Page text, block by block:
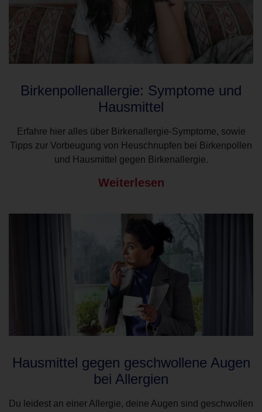
Birkenpollenallergie: Symptome und
Hausmittel
Erfahre hier alles über Birkenallergie-Symptome, sowie
Tipps zur Vorbeugung von Heuschnupfen bei Birkenpollen
und Hausmittel gegen Birkenallergie.
Weiterlesen
Hausmittel gegen geschwollene Augen
bei Allergien
Du leidest an einer Allergie, deine Augen sind geschwollen